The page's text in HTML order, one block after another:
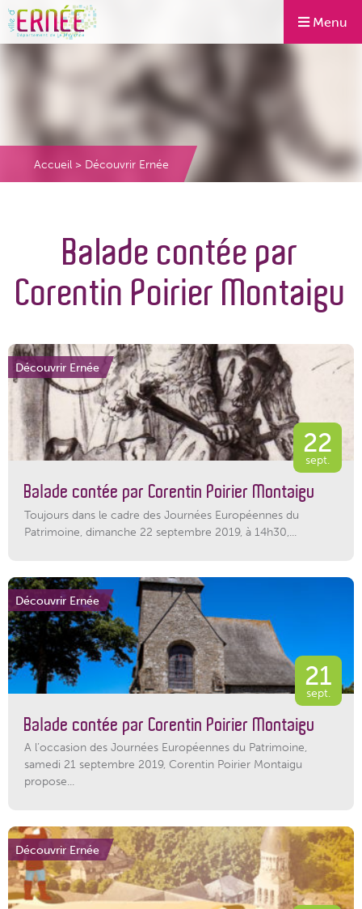
Menu
Accueil > Découvrir Ernée
Balade contée par
Corentin Poirier Montaigu
Découvrir Ernée
22
sept.
Balade contée par Corentin Poirier Montaigu
Toujours dans le cadre des Journées Européennes du
Patrimoine, dimanche 22 septembre 2019, à 14h30,...
Découvrir Ernée
21
sept.
Balade contée par Corentin Poirier Montaigu
A l’occasion des Journées Européennes du Patrimoine,
samedi 21 septembre 2019, Corentin Poirier Montaigu
propose...
Découvrir Ernée